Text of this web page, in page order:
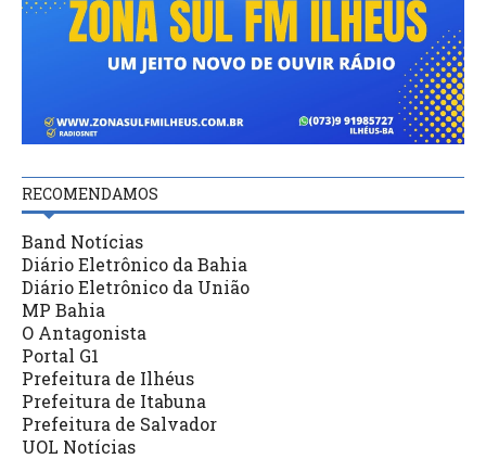
RECOMENDAMOS
Band Notícias
Diário Eletrônico da Bahia
Diário Eletrônico da União
MP Bahia
O Antagonista
Portal G1
Prefeitura de Ilhéus
Prefeitura de Itabuna
Prefeitura de Salvador
UOL Notícias